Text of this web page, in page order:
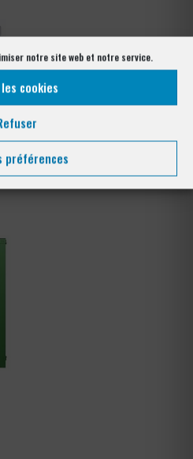
notre site web et notre service.
cookies
préférences
Collier de serrage clôture